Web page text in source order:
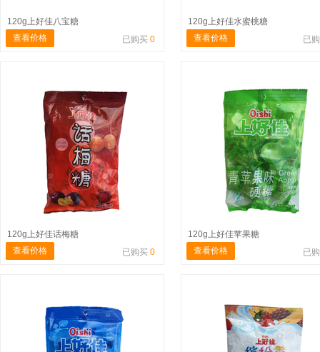
120g上好佳八宝糖
查看价格
已购买 0
120g上好佳水蜜桃糖
查看价格
已
120g上好佳话梅糖
查看价格
已购买 0
120g上好佳苹果糖
查看价格
已